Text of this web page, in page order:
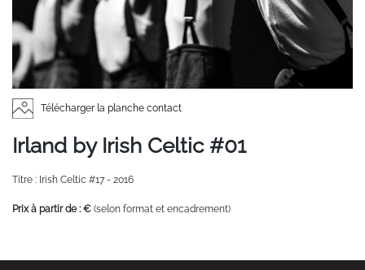
Télécharger la planche contact
Irland by Irish Celtic #01
Titre : Irish Celtic #17 - 2016
Prix à partir de : € (selon format et encadrement)